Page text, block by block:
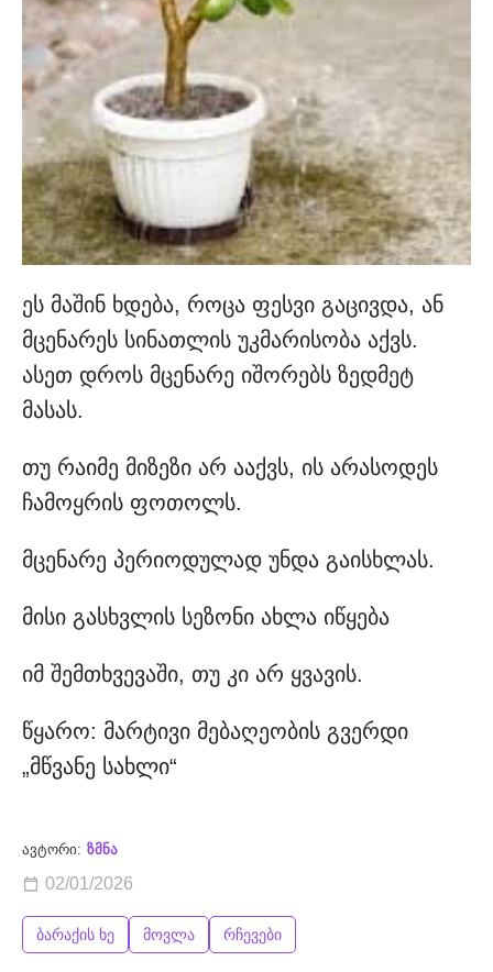
ეს მაშინ ხდება, როცა ფესვი გაცივდა, ან
მცენარეს სინათლის უკმარისობა აქვს.
ასეთ დროს მცენარე იშორებს ზედმეტ
მასას.
თუ რაიმე მიზეზი არ ააქვს, ის არასოდეს
ჩამოყრის ფოთოლს.
მცენარე პერიოდულად უნდა გაისხლას.
მისი გასხვლის სეზონი ახლა იწყება
იმ შემთხვევაში, თუ კი არ ყვავის.
წყარო: მარტივი მებაღეობის გვერდი
„მწვანე სახლი“
ავტორი: ზმნა
02/01/2026
ბარაქის ხე მოვლა რჩევები